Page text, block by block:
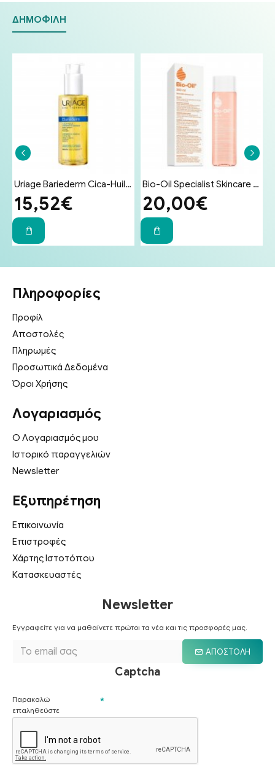
ΔΗΜΟΦΙΛΉ
Uriage Bariederm Cica-Huil (Cica-Oil) 100ml - Έλαιο Επανόρθωσης Προσώπου & Σώματος για Ραγάδες & Ουλές
15,52€
Bio-Oil Specialist Skincare Oil Λάδι Επανόρθωσης Ουλών & Ραγάδων 200ml
20,00€
Πληροφορίες
Προφίλ
Αποστολές
Πληρωμές
Προσωπικά Δεδομένα
Όροι Χρήσης
Λογαριασμός
Ο Λογαριασμός μου
Ιστορικό παραγγελιών
Newsletter
Εξυπηρέτηση
Επικοινωνία
Επιστροφές
Χάρτης Ιστοτόπου
Κατασκευαστές
Newsletter
Εγγραφείτε για να μαθαίνετε πρώτοι τα νέα και τις προσφορές μας.
ΑΠΟΣΤΟΛΉ
Captcha
Παρακαλώ
επαληθεύστε